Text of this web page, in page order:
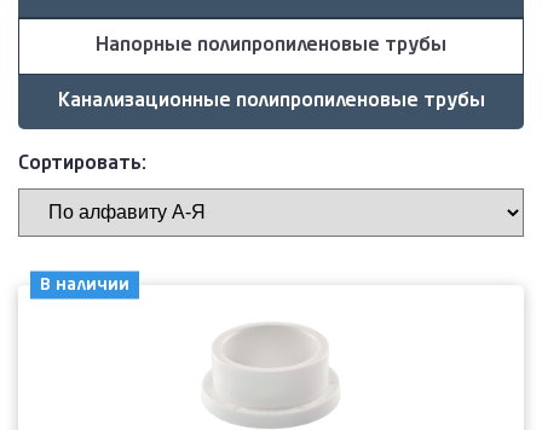
Напорные полипропиленовые трубы
Канализационные полипропиленовые трубы
Сортировать:
В наличии